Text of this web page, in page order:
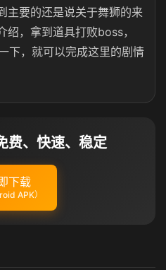
主要的还是说关于舞狮的来
，拿到道具打败boss，
下，就可以完成这里的剧情
费、快速、稳定
下载
APK）